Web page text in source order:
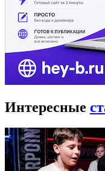
Интересные